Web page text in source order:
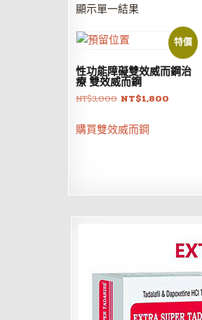
顯示單一結果
特價
性功能障礙雙效威而鋼治
療 雙效威而鋼
NT$3,000 原
價
NT$1,800
購買雙效威而鋼